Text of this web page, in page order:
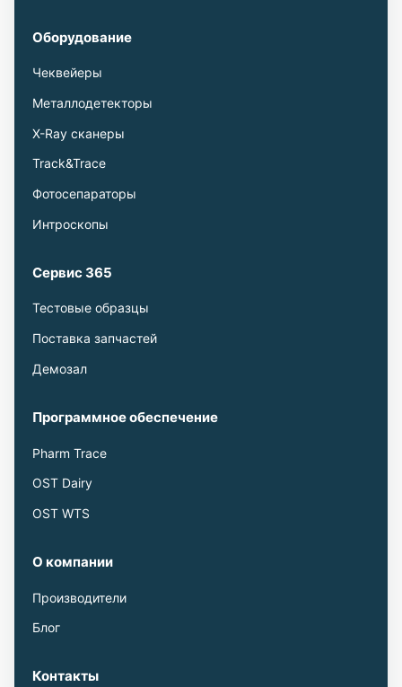
Оборудование
Чеквейеры
Металлодетекторы
X-Ray сканеры
Track&Trace
Фотосепараторы
Интроскопы
Сервис 365
Тестовые образцы
Поставка запчастей
Демозал
Программное обеспечение
Pharm Trace
OST Dairy
OST WTS
О компании
Производители
Блог
Контакты